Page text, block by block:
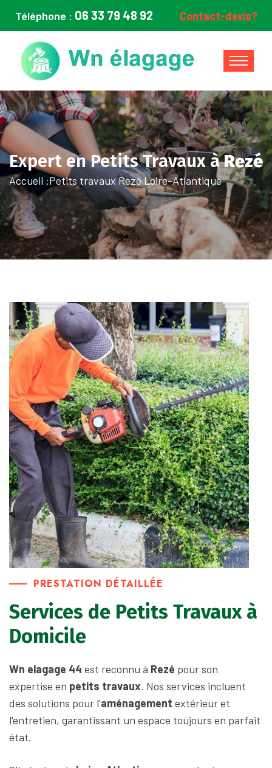
Téléphone : 06 33 79 48 92 Contact-devis?
Expert en Petits Travaux àRezé
Accueil :Petits travaux Rezé Loire-Atlantique
PRESTATION DÉTAILLÉE
Services de Petits Travaux à
Domicile
Wn elagage 44 est reconnu à Rezé pour son
expertise en petits travaux. Nos services incluent
des solutions pour l'aménagement extérieur et
l'entretien, garantissant un espace toujours en parfait
état.